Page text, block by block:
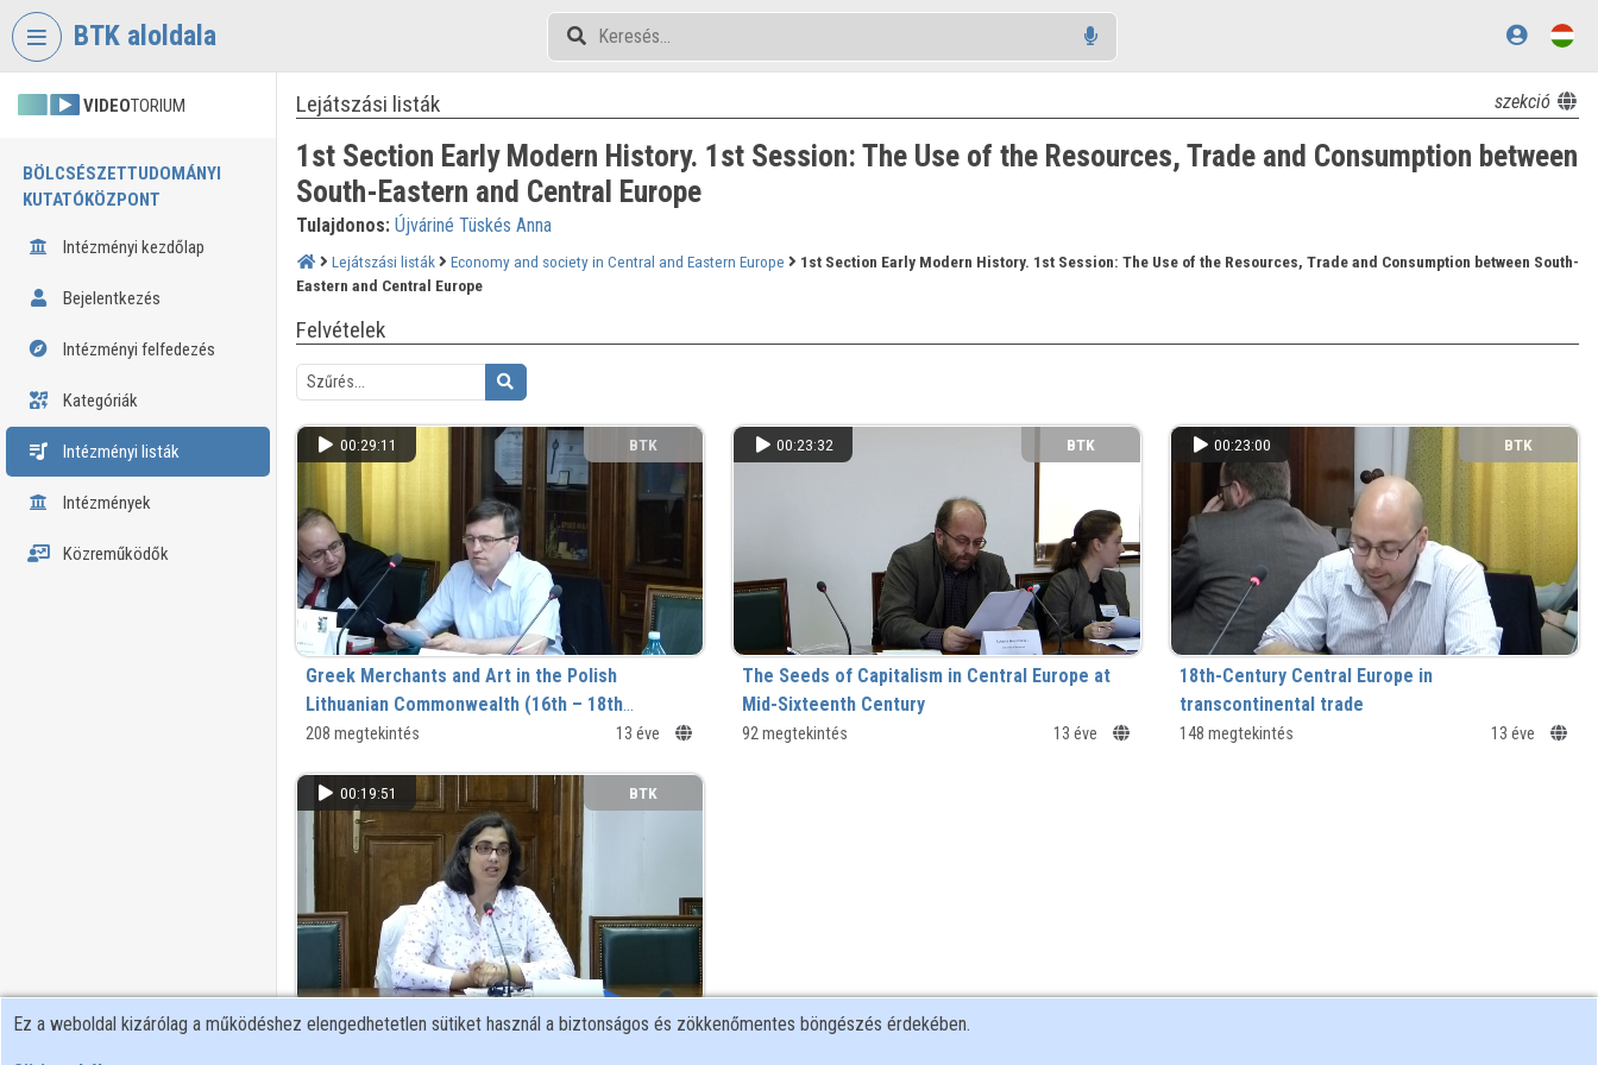
Fejléc kihagyása
BTK aloldala
VIDEOTORIUM
BÖLCSÉSZETTUDOMÁNYI
KUTATÓKÖZPONT
Intézményi kezdőlap
Bejelentkezés
Intézményi felfedezés
Kategóriák
Intézményi listák
Intézmények
Közreműködők
Lejátszási listák szekció
1st Section Early Modern History. 1st Session: The Use of the Resources, Trade and Consumption between
South-Eastern and Central Europe
Tulajdonos: Újváriné Tüskés Anna
Lejátszási listák Economy and society in Central and Eastern Europe
1st Section Early Modern History. 1st Session: The Use of the Resources, Trade and Consumption between South-
Eastern and Central Europe
Felvételek
00:29:11 BTK
Greek Merchants and Art in the Polish
Lithuanian Commonwealth (16th – 18th
Centuries)
208 megtekintés 13 éve
00:23:32 BTK
The Seeds of Capitalism in Central Europe at
Mid-Sixteenth Century
Peter Deák Szentgyörgyi of Baia Mare
92 megtekintés 13 éve
00:23:00 BTK
18th-Century Central Europe in
transcontinental trade
Molla Mustafa's Company
148 megtekintés 13 éve
00:19:51 BTK
The transit of Oriental Goods through the
Ez a weboldal kizárólag a működéshez elengedhetetlen sütiket használ a biztonságos és zökkenőmentes böngészés érdekében.